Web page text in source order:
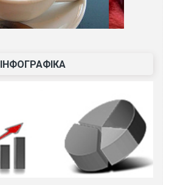
ІНФОГРАФІКА